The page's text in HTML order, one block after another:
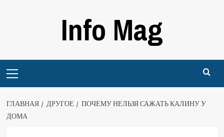
Info Mag
Menu
ГЛАВНАЯ ДРУГОЕ
ПОЧЕМУ НЕЛЬЗЯ САЖАТЬ КАЛИНУ У
ДОМА